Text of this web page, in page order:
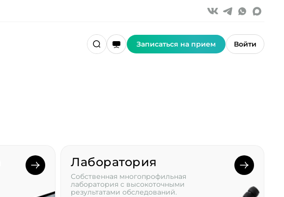
Записаться на прием Войти
Лаборатория
Собственная многопрофильная
лаборатория с высокоточными
результатами обследований.